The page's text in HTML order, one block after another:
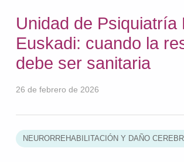
Unidad de Psiquiatría
Euskadi: cuando la
debe ser sanitaria
26 de febrero de 2026
NEURORREHABILITACIÓN Y DAÑO